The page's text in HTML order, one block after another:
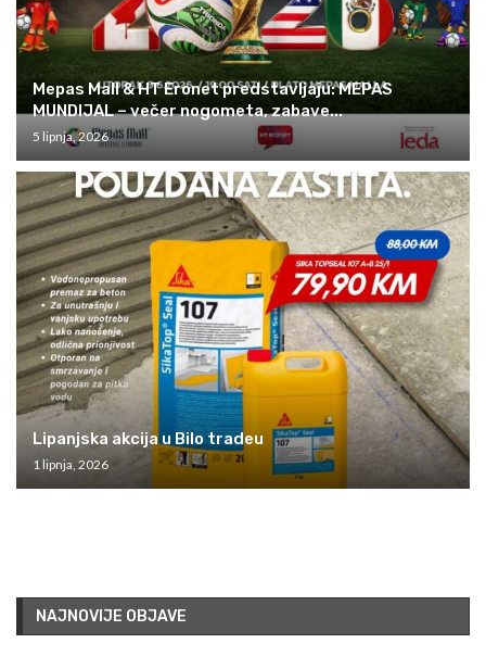
Mepas Mall & HT Eronet predstavljaju: MEPAS
MUNDIJAL – večer nogometa, zabave...
5 lipnja, 2026
Lipanjska akcija u Bilo tradeu
1 lipnja, 2026
NAJNOVIJE OBJAVE